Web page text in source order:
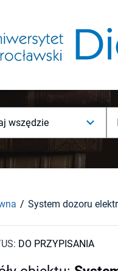
wszędzie
DO PRZYPISANIA